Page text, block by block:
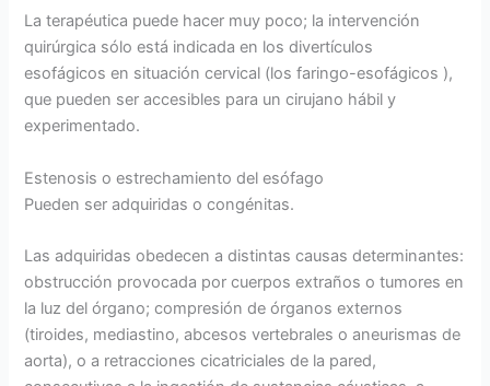
La terapéutica puede hacer muy poco; la intervención
quirúrgica sólo está indicada en los divertículos
esofágicos en situación cervical (los faringo-esofágicos ),
que pueden ser accesibles para un cirujano hábil y
experimentado.
Estenosis o estrechamiento del esófago
Pueden ser adquiridas o congénitas.
Las adquiridas obedecen a distintas causas determinantes:
obstrucción provocada por cuerpos extraños o tumores en
la luz del órgano; compresión de órganos externos
(tiroides, mediastino, abcesos vertebrales o aneurismas de
aorta), o a retracciones cicatriciales de la pared,